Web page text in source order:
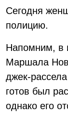
Сегодня
полицию.
Напомним, в
Маршала
джек-
готов был
однако его